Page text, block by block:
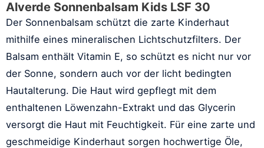
Alverde Sonnenbalsam Kids LSF 30
Der Sonnenbalsam schützt die zarte Kinderhaut
mithilfe eines mineralischen Lichtschutzfilters. Der
Balsam enthält Vitamin E, so schützt es nicht nur vor
der Sonne, sondern auch vor der licht bedingten
Hautalterung. Die Haut wird gepflegt mit dem
enthaltenen Löwenzahn-Extrakt und das Glycerin
versorgt die Haut mit Feuchtigkeit. Für eine zarte und
geschmeidige Kinderhaut sorgen hochwertige Öle,